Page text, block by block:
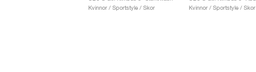
Kvinnor / Sportstyle / Skor
Kvinnor / Sportstyle / Skor